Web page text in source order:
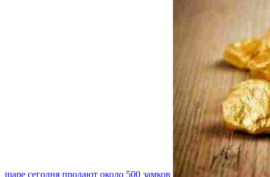
шаре сегодня продают около 500 замков